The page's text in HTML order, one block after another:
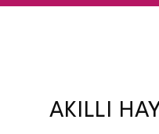
AKILLI